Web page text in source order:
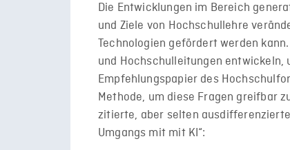
Die Entwicklungen im Bereich
und Ziele von Hochschullehre
Technologien gefördert werden
und Hochschulleitungen
Empfehlungspapier des
Methode, um diese Fragen greifbar
zitierte, aber selten
Umgangs mit mit KI“: